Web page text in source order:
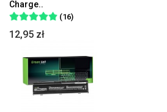
Charge..
(16)
12,95 zł